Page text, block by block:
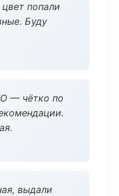
попали
Буду
— чётко по
выдали